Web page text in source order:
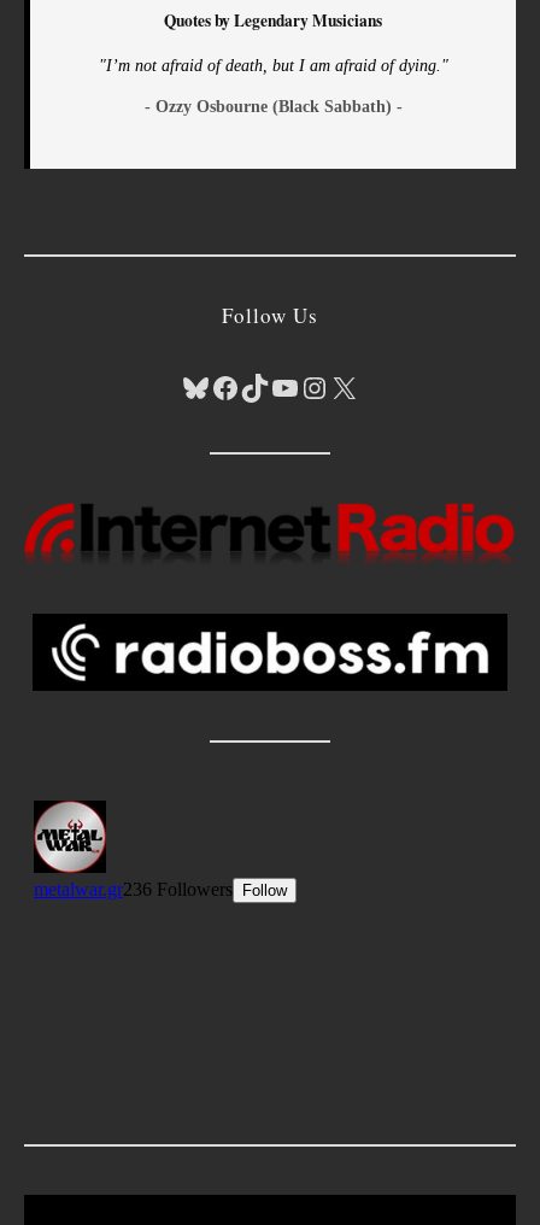
Quotes by Legendary Musicians
"I’m not afraid of death, but I am afraid of dying."
- Ozzy Osbourne (Black Sabbath) -
Follow Us